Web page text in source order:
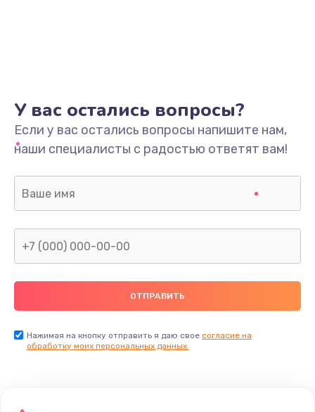
У вас остались вопросы?
Если у вас остались вопросы напишите нам,
наши специалисты с радостью ответят вам!
Нажимая на кнопку отправить я даю свое согласие на
обработку моих персональных данных.